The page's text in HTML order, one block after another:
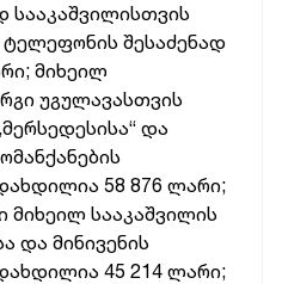
სააკაშვილისთვის
ტელეფონის შესაძენად
მიხეილ
უგულავასთვის
და
58 876 ლარი;
მიხეილ სააკაშვილის
და მინივენის
45 214 ლარი;